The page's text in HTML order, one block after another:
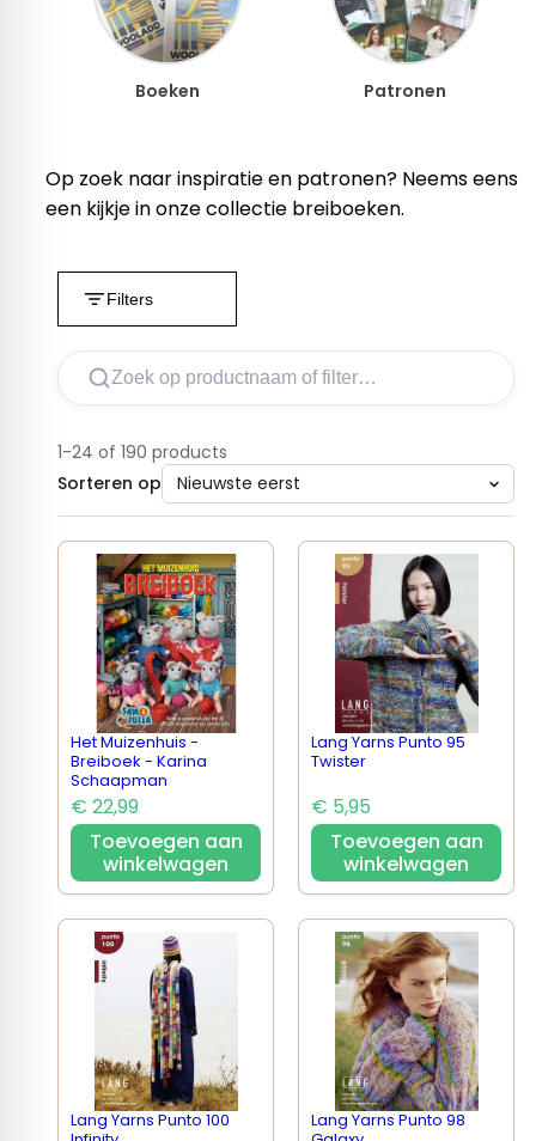
Boeken Patronen
Op zoek naar inspiratie en patronen? Neems eens
een kijkje in onze collectie breiboeken.
Filters
1-24 of 190 products
Sorteren op
Het Muizenhuis -
Breiboek - Karina
Schaapman
€ 22,99
Toevoegen aan
winkelwagen
Lang Yarns Punto 95
Twister
€ 5,95
Toevoegen aan
winkelwagen
Lang Yarns Punto 100
Lang Yarns Punto 98